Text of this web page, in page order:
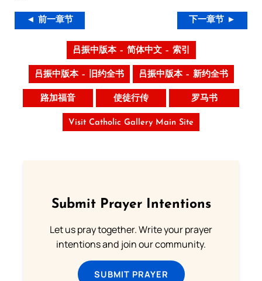
◄ 前一章节 下一章节 ►
吕振中版本 – 简体中文 – 索引
吕振中版本 – 旧约全书 吕振中版本 – 新约全书
路加福音 使徒行传 罗马书
Visit Catholic Gallery Main Site
Submit Prayer Intentions
Let us pray together. Write your prayer
intentions and join our community.
SUBMIT PRAYER